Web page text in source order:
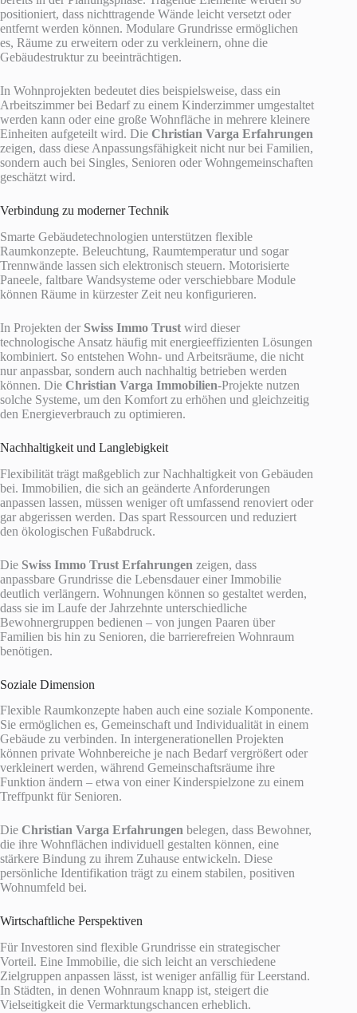
positioniert, dass nichttragende Wände leicht versetzt oder
entfernt werden können. Modulare Grundrisse ermöglichen
es, Räume zu erweitern oder zu verkleinern, ohne die
Gebäudestruktur zu beeinträchtigen.
In Wohnprojekten bedeutet dies beispielsweise, dass ein
Arbeitszimmer bei Bedarf zu einem Kinderzimmer umgestaltet
werden kann oder eine große Wohnfläche in mehrere kleinere
Einheiten aufgeteilt wird. Die Christian Varga Erfahrungen
zeigen, dass diese Anpassungsfähigkeit nicht nur bei Familien,
sondern auch bei Singles, Senioren oder Wohngemeinschaften
geschätzt wird.
Verbindung zu moderner Technik
Smarte Gebäudetechnologien unterstützen flexible
Raumkonzepte. Beleuchtung, Raumtemperatur und sogar
Trennwände lassen sich elektronisch steuern. Motorisierte
Paneele, faltbare Wandsysteme oder verschiebbare Module
können Räume in kürzester Zeit neu konfigurieren.
In Projekten der Swiss Immo Trust wird dieser
technologische Ansatz häufig mit energieeffizienten Lösungen
kombiniert. So entstehen Wohn- und Arbeitsräume, die nicht
nur anpassbar, sondern auch nachhaltig betrieben werden
können. Die Christian Varga Immobilien-Projekte nutzen
solche Systeme, um den Komfort zu erhöhen und gleichzeitig
den Energieverbrauch zu optimieren.
Nachhaltigkeit und Langlebigkeit
Flexibilität trägt maßgeblich zur Nachhaltigkeit von Gebäuden
bei. Immobilien, die sich an geänderte Anforderungen
anpassen lassen, müssen weniger oft umfassend renoviert oder
gar abgerissen werden. Das spart Ressourcen und reduziert
den ökologischen Fußabdruck.
Die Swiss Immo Trust Erfahrungen zeigen, dass
anpassbare Grundrisse die Lebensdauer einer Immobilie
deutlich verlängern. Wohnungen können so gestaltet werden,
dass sie im Laufe der Jahrzehnte unterschiedliche
Bewohnergruppen bedienen – von jungen Paaren über
Familien bis hin zu Senioren, die barrierefreien Wohnraum
benötigen.
Soziale Dimension
Flexible Raumkonzepte haben auch eine soziale Komponente.
Sie ermöglichen es, Gemeinschaft und Individualität in einem
Gebäude zu verbinden. In intergenerationellen Projekten
können private Wohnbereiche je nach Bedarf vergrößert oder
verkleinert werden, während Gemeinschaftsräume ihre
Funktion ändern – etwa von einer Kinderspielzone zu einem
Treffpunkt für Senioren.
Die Christian Varga Erfahrungen belegen, dass Bewohner,
die ihre Wohnflächen individuell gestalten können, eine
stärkere Bindung zu ihrem Zuhause entwickeln. Diese
persönliche Identifikation trägt zu einem stabilen, positiven
Wohnumfeld bei.
Wirtschaftliche Perspektiven
Für Investoren sind flexible Grundrisse ein strategischer
Vorteil. Eine Immobilie, die sich leicht an verschiedene
Zielgruppen anpassen lässt, ist weniger anfällig für Leerstand.
In Städten, in denen Wohnraum knapp ist, steigert die
Vielseitigkeit die Vermarktungschancen erheblich.